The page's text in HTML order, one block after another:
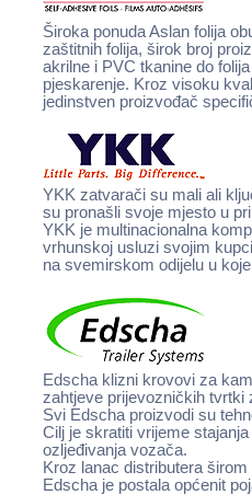
Široka ponuda Aslan folija
zaštitnih folija, širok broj
akrilne i PVC tkanine do
pjeskarenje. Kroz visoku
jedinstven proizvođač
YKK zatvarači su mali ali
su pronašli svoje mjesto u
YKK je multinacionalna
vrhunskoj usluzi svojim
na svemirskom odijelu u
Edscha klizni krovovi za
zahtjeve prijevozničkih
Svi Edscha proizvodi su
Cilj je skratiti vrijeme
ozljeđivanja vozača.
Kroz lanac distributera
Edscha je postala općenit